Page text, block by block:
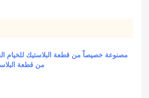
مصنوعة خصيصاً من قطعة البلاستيك للخيام
من قطعة